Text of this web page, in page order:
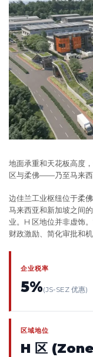
地面承重和天花板高度
区与柔佛——乃至马来西
边佳兰工业枢纽位于柔
马来西亚和新加坡之间
业。H 区地位并非虚饰
财政激励、简化审批和
企业税率
5%(JS-SEZ 优惠)
区域地位
H 区